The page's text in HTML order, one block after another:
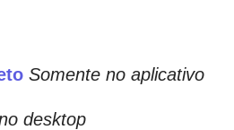
Somente no aplicativo
desktop